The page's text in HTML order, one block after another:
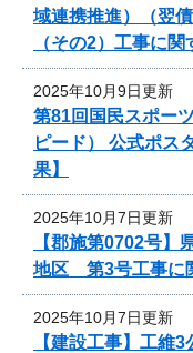
域連携推進）（翌
（その2）工事に
2025年10月9日更新
第81回国民スポー
ピード） 公式ポス
果】
2025年10月7日更新
【郡施第0702号
地区 第3号工事に
2025年10月7日更新
【建設工事】工